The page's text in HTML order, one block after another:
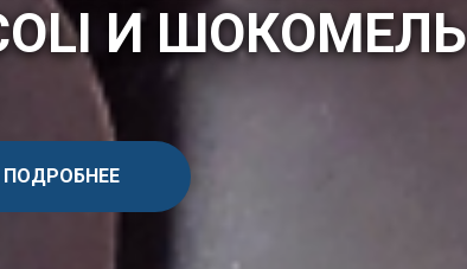
И ШОКОМЕЛЬ
ПОДРОБНЕЕ